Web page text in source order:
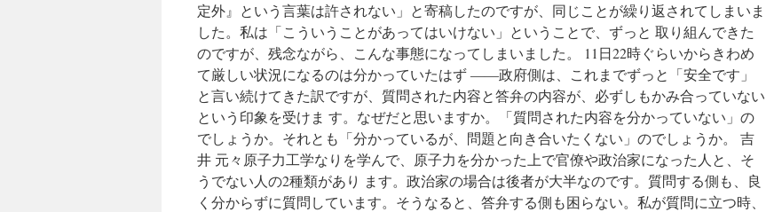
定外』という言葉は許されない」と寄稿したのですが、同じことが繰り返されてしまいま
した。私は「こういうことがあってはいけない」ということで、ずっと 取り組んできた
のですが、残念ながら、こんな事態になってしまいました。 11日22時ぐらいからきわめ
て厳しい状況になるのは分かっていたはず ――政府側は、これまでずっと「安全です」
と言い続けてきた訳ですが、質問された内容と答弁の内容が、必ずしもかみ合っていない
という印象を受けま す。なぜだと思いますか。「質問された内容を分かっていない」の
でしょうか。それとも「分かっているが、問題と向き合いたくない」のでしょうか。 吉
井 元々原子力工学なりを学んで、原子力を分かった上で官僚や政治家になった人と、そ
うでない人の2種類があり ます。政治家の場合は後者が大半なのです。質問する側も、良
く分からずに質問しています。そうなると、答弁する側も困らない。私が質問に立つ時、